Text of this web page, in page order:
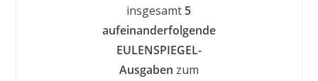
insgesamt 5
aufeinanderfolgende
EULENSPIEGEL-
Ausgaben zum